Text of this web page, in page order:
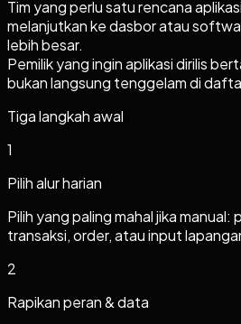
Tim yang perlu satu rencana
melanjutkan ke dasbor atau
lebih besar.
Pemilik yang ingin aplikasi dirilis
bukan langsung tenggelam di
Tiga langkah awal
1
Pilih alur harian
Pilih yang paling mahal jika manual:
transaksi, order, atau input
2
Rapikan peran & data